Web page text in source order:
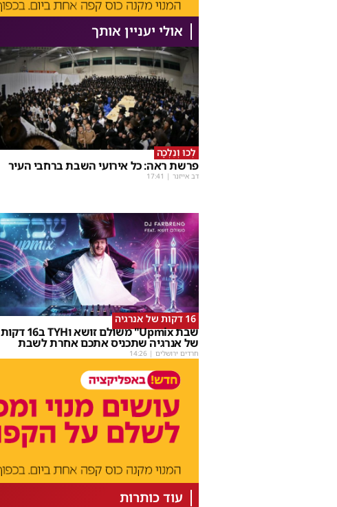
אולי יעניין אותך
לְכוּ וְנֵלְכָה
פרשת ראה: כל אירועי השבת ברחבי העיר
דב אייזנר |
17:41
16 דקות של אנרגיה
שבת Upmix" משולם זושא וTYH ב16 דקות
של אנרגיה שתכניס אתכם אחרת לשבת
חרדים ירושלים |
14:26
עוד כותרות